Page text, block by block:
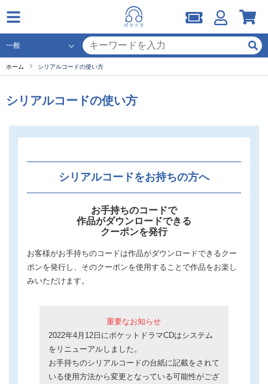
ホーム シリアルコードの使い方
シリアルコードの使い方
シリアルコードをお持ちの方へ
お手持ちのコードで
作品がダウンロードできる
クーポンを発行
お客様がお手持ちのコードは作品がダウンロードできるクー
ポンを発行し、そのクーポンを使用することで作品をお楽し
みいただけます。
重要なお知らせ
2022年4月12日にポケットドラマCDはシステム
をリニューアルしました。
お手持ちのシリアルコードの台紙に記載をされて
いる使用方法から変更となっている可能性がござ